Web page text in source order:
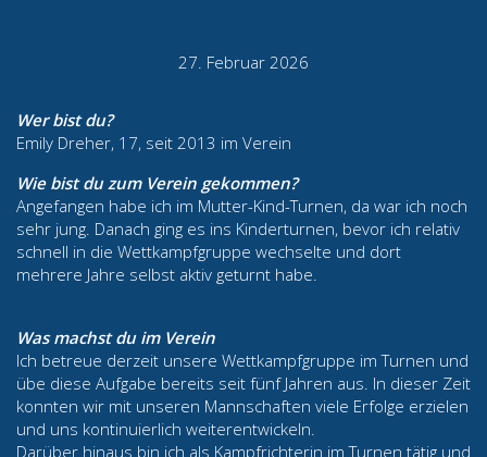
27. Februar 2026
Wer bist du?
Emily Dreher, 17, seit 2013 im Verein
Wie bist du zum Verein gekommen?
Angefangen habe ich im Mutter-Kind-Turnen, da war ich noch
sehr jung. Danach ging es ins Kinderturnen, bevor ich relativ
schnell in die Wettkampfgruppe wechselte und dort
mehrere Jahre selbst aktiv geturnt habe.
Was machst du im Verein
Ich betreue derzeit unsere Wettkampfgruppe im Turnen und
übe diese Aufgabe bereits seit fünf Jahren aus. In dieser Zeit
konnten wir mit unseren Mannschaften viele Erfolge erzielen
und uns kontinuierlich weiterentwickeln.
Darüber hinaus bin ich als Kampfrichterin im Turnen tätig und